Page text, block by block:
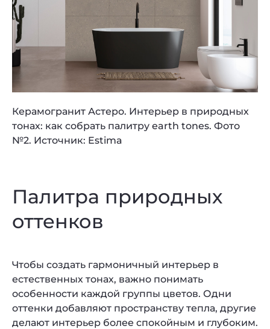
Керамогранит Астеро. Интерьер в природных
тонах: как собрать палитру earth tones. Фото
№2. Источник: Estima
Палитра природных
оттенков
Чтобы создать гармоничный интерьер в
естественных тонах, важно понимать
особенности каждой группы цветов. Одни
оттенки добавляют пространству тепла, другие
делают интерьер более спокойным и глубоким.